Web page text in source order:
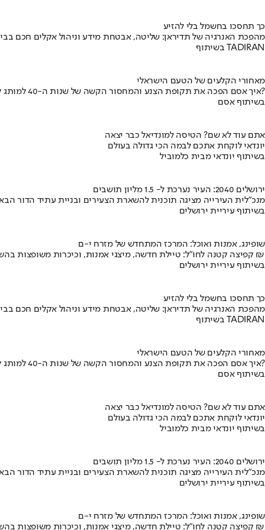
כך תחסכו בחשמל בלי להזיע
מהפכת האנרגיה של תדיראן: שליטה, אבטחת מידע וניהול אקלים חכם
בשיתוף TADIRAN
מאחורי הקלעים של הטעם הישראלי
איך אסם הפכה את תקופת הצנע והמחסור הקשה של שנות ה-40 למותג לאומי?
בשיתוף אסם
אתם עוד לא שם? הטיסה למונדיאל כבר יצאה
יונדאי לוקחת אתכם לבמה הכי גדולה בעולם
בשיתוף יונדאי מבית כלמוביל
ירושלים 2040: העיר נערכת ל- 1.5 מליון תושבים
מנכ"לית העירייה מציגה תוכנית להשארת הצעירים ובניית עתיד הדור
בשיתוף עיריית ירושלים
שופינג, אמנות ואוכל: המרכז המתחדש של מזרח י-ם
קפיצה קטנה לחו"ל: טיילת חדשה, מיצגי אמנות, וכיכרות משופצות בהשקעה של 100 מיליון ₪
בשיתוף עיריית ירושלים
כך תחסכו בחשמל בלי להזיע
מהפכת האנרגיה של תדיראן: שליטה, אבטחת מידע וניהול אקלים חכם
בשיתוף TADIRAN
מאחורי הקלעים של הטעם הישראלי
איך אסם הפכה את תקופת הצנע והמחסור הקשה של שנות ה-40 למותג לאומי?
בשיתוף אסם
אתם עוד לא שם? הטיסה למונדיאל כבר יצאה
יונדאי לוקחת אתכם לבמה הכי גדולה בעולם
בשיתוף יונדאי מבית כלמוביל
ירושלים 2040: העיר נערכת ל- 1.5 מליון תושבים
מנכ"לית העירייה מציגה תוכנית להשארת הצעירים ובניית עתיד הדור
בשיתוף עיריית ירושלים
שופינג, אמנות ואוכל: המרכז המתחדש של מזרח י-ם
קפיצה קטנה לחו"ל: טיילת חדשה, מיצגי אמנות, וכיכרות משופצות בהשקעה של 100 מיליון ₪